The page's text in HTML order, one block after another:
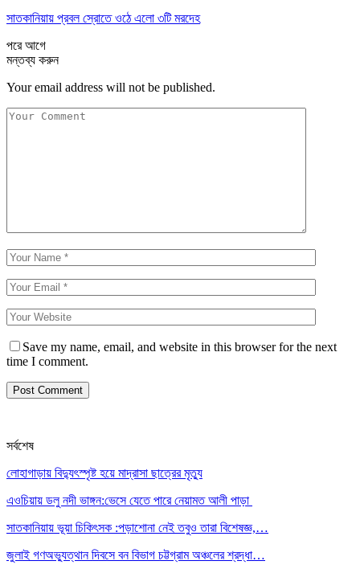
সাতকানিয়ায় প্রবল স্রোতে ওঠে এলো ৩টি মরদেহ
পরেআগে
মন্তব্য করুন
Your email address will not be published.
Save my name, email, and website in this browser for the next
time I comment.
সর্বশেষ
লোহাগাড়ায় বিদ্যুৎস্পৃষ্ট হয়ে মাদ্রাসা ছাত্রের মৃত্যু
এওচিয়ায় ডলু নদী ভাঙ্গন:ভেসে যেতে পারে নেয়ামত আলী পাড়া
সাতকানিয়ায় ভূয়া চিকিৎসক :পড়াশোনা নেই তবুও তারা বিশেষজ্ঞ,…
জুলাই গণঅভ্যুত্থান দিবসে বন বিভাগ চট্টগ্রাম অঞ্চলের শ্রদ্ধা…